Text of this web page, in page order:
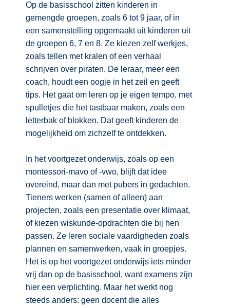
Op de basisschool zitten kinderen in
gemengde groepen, zoals 6 tot 9 jaar, of in
een samenstelling opgemaakt uit kinderen uit
de groepen 6, 7 en 8. Ze kiezen zelf werkjes,
zoals tellen met kralen of een verhaal
schrijven over piraten. De leraar, meer een
coach, houdt een oogje in het zeil en geeft
tips. Het gaat om leren op je eigen tempo, met
spulletjes die het tastbaar maken, zoals een
letterbak of blokken. Dat geeft kinderen de
mogelijkheid om zichzelf te ontdekken.
In het voortgezet onderwijs, zoals op een
montessori-mavo of -vwo, blijft dat idee
overeind, maar dan met pubers in gedachten.
Tieners werken (samen of alleen) aan
projecten, zoals een presentatie over klimaat,
of kiezen wiskunde-opdrachten die bij hen
passen. Ze leren sociale vaardigheden zoals
plannen en samenwerken, vaak in groepjes.
Het is op het voortgezet onderwijs iets minder
vrij dan op de basisschool, want examens zijn
hier een verplichting. Maar het werkt nog
steeds anders: geen docent die alles